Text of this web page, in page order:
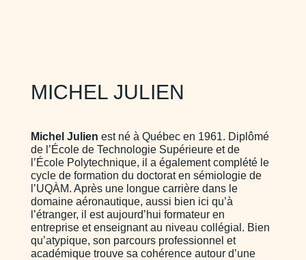
MICHEL JULIEN
Michel Julien est né à Québec en 1961. Diplômé
de l’École de Technologie Supérieure et de
l’École Polytechnique, il a également complété le
cycle de formation du doctorat en sémiologie de
l’UQÀM. Après une longue carrière dans le
domaine aéronautique, aussi bien ici qu’à
l’étranger, il est aujourd’hui formateur en
entreprise et enseignant au niveau collégial. Bien
qu’atypique, son parcours professionnel et
académique trouve sa cohérence autour d’une